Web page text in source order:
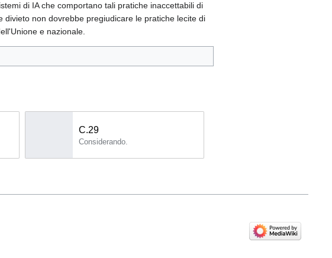
di IA che comportano tali pratiche inaccettabili di
non dovrebbe pregiudicare le pratiche lecite di
e nazionale.
C.29
Considerando.